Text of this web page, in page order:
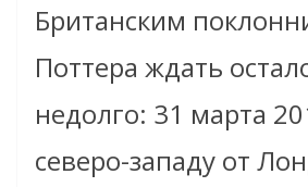
Британским
Поттера ждать
недолго: 31 марта
северо-западу от